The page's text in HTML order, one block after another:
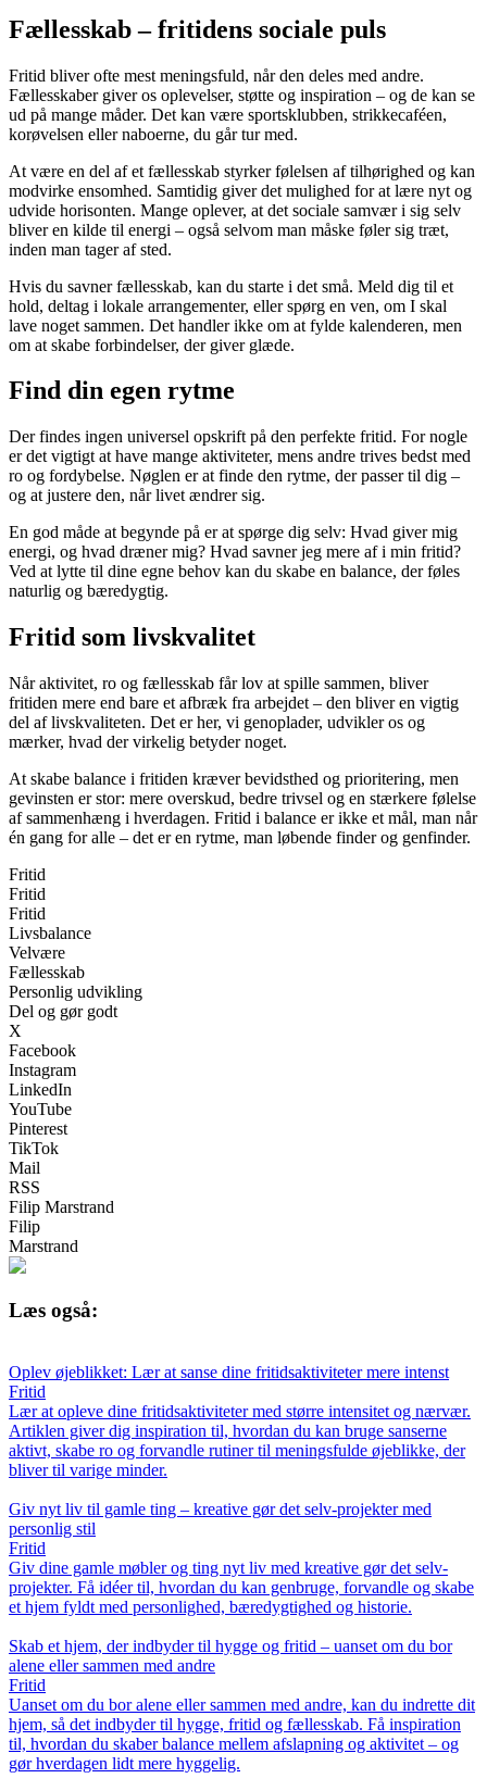
Fællesskab – fritidens sociale puls
Fritid bliver ofte mest meningsfuld, når den deles med andre.
Fællesskaber giver os oplevelser, støtte og inspiration – og de kan se
ud på mange måder. Det kan være sportsklubben, strikkecaféen,
korøvelsen eller naboerne, du går tur med.
At være en del af et fællesskab styrker følelsen af tilhørighed og kan
modvirke ensomhed. Samtidig giver det mulighed for at lære nyt og
udvide horisonten. Mange oplever, at det sociale samvær i sig selv
bliver en kilde til energi – også selvom man måske føler sig træt,
inden man tager af sted.
Hvis du savner fællesskab, kan du starte i det små. Meld dig til et
hold, deltag i lokale arrangementer, eller spørg en ven, om I skal
lave noget sammen. Det handler ikke om at fylde kalenderen, men
om at skabe forbindelser, der giver glæde.
Find din egen rytme
Der findes ingen universel opskrift på den perfekte fritid. For nogle
er det vigtigt at have mange aktiviteter, mens andre trives bedst med
ro og fordybelse. Nøglen er at finde den rytme, der passer til dig –
og at justere den, når livet ændrer sig.
En god måde at begynde på er at spørge dig selv: Hvad giver mig
energi, og hvad dræner mig? Hvad savner jeg mere af i min fritid?
Ved at lytte til dine egne behov kan du skabe en balance, der føles
naturlig og bæredygtig.
Fritid som livskvalitet
Når aktivitet, ro og fællesskab får lov at spille sammen, bliver
fritiden mere end bare et afbræk fra arbejdet – den bliver en vigtig
del af livskvaliteten. Det er her, vi genoplader, udvikler os og
mærker, hvad der virkelig betyder noget.
At skabe balance i fritiden kræver bevidsthed og prioritering, men
gevinsten er stor: mere overskud, bedre trivsel og en stærkere følelse
af sammenhæng i hverdagen. Fritid i balance er ikke et mål, man når
én gang for alle – det er en rytme, man løbende finder og genfinder.
Fritid
Fritid
Fritid
Livsbalance
Velvære
Fællesskab
Personlig udvikling
Del og gør godt
X
Facebook
Instagram
LinkedIn
YouTube
Pinterest
TikTok
Mail
RSS
Filip Marstrand
Filip
Marstrand
Læs også:
Oplev øjeblikket: Lær at sanse dine fritidsaktiviteter mere intenst
Fritid
Lær at opleve dine fritidsaktiviteter med større intensitet og nærvær.
Artiklen giver dig inspiration til, hvordan du kan bruge sanserne
aktivt, skabe ro og forvandle rutiner til meningsfulde øjeblikke, der
bliver til varige minder.
Giv nyt liv til gamle ting – kreative gør det selv-projekter med
personlig stil
Fritid
Giv dine gamle møbler og ting nyt liv med kreative gør det selv-
projekter. Få idéer til, hvordan du kan genbruge, forvandle og skabe
et hjem fyldt med personlighed, bæredygtighed og historie.
Skab et hjem, der indbyder til hygge og fritid – uanset om du bor
alene eller sammen med andre
Fritid
Uanset om du bor alene eller sammen med andre, kan du indrette dit
hjem, så det indbyder til hygge, fritid og fællesskab. Få inspiration
til, hvordan du skaber balance mellem afslapning og aktivitet – og
gør hverdagen lidt mere hyggelig.